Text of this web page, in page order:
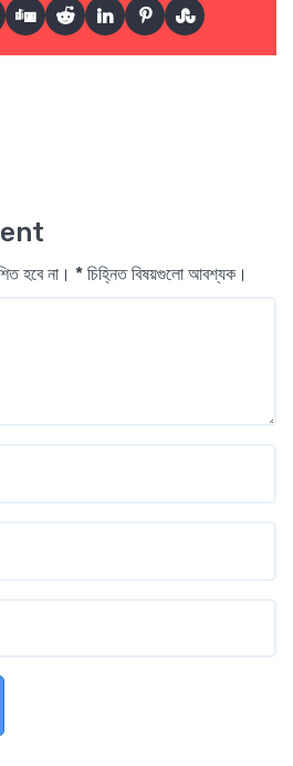
হবে না। * চিহ্নিত বিষয়গুলো আবশ্যক।